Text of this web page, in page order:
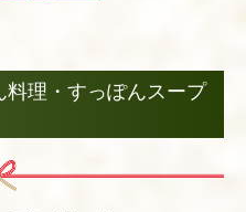
料理・すっぽんスープ